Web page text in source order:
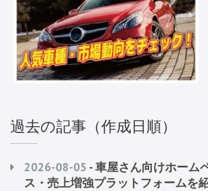
過去の記事（作成日順）
2026-08-05 - 車屋さん向けホーム
ス・売上増強プラットフォームを